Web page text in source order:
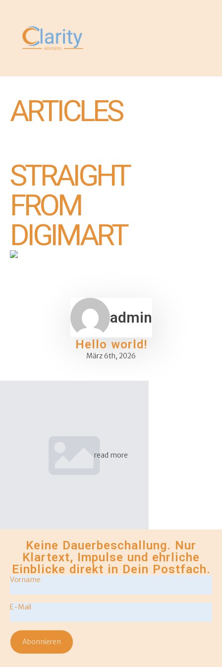
ARTICLES
STRAIGHT
FROM
DIGIMART
admin
Hello world!
März 6th, 2026
read more
Keine Dauerbeschallung. Nur
Klartext, Impulse und ehrliche
Einblicke direkt in Dein Postfach.
Vorname
Email
Abonnieren